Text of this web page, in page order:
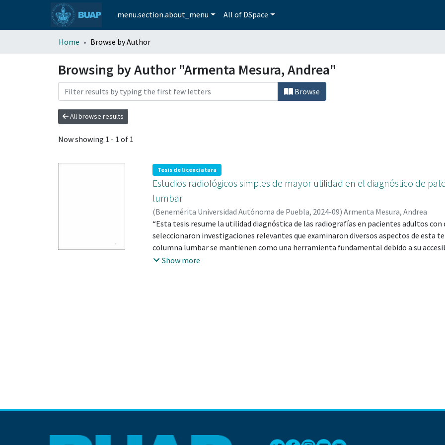
menu.section.about_menu All of DSpace
Home Browse by Author
Browsing by Author "Armenta Mesura, Andrea"
Browse
All browse results
Now showing 1 - 1 of 1
Tesis de licenciatura
Estudios radiológicos simples de mayor utilidad en el diagnóstico de
lumbar
(Benemérita Universidad Autónoma de Puebla, 2024-09) Armenta Mesura, Andrea
“Esta tesis resume la utilidad diagnóstica de las radiografías en pacientes adultos con
seleccionaron investigaciones relevantes que examinaron diversos aspectos de esta
columna lumbar se mantienen como una herramienta fundamental debido a su
técnicas avanzadas como la resonancia magnética (RM) y la tomografía
Show more